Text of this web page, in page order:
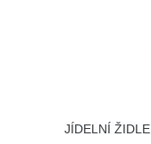
JÍDELNÍ